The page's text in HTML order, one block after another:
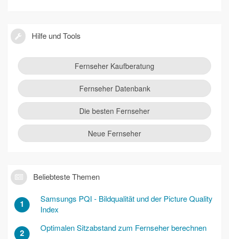
Hilfe und Tools
Fernseher Kaufberatung
Fernseher Datenbank
Die besten Fernseher
Neue Fernseher
Beliebteste Themen
1
Samsungs PQI - Bildqualität und der Picture Quality
Index
2 Optimalen Sitzabstand zum Fernseher berechnen